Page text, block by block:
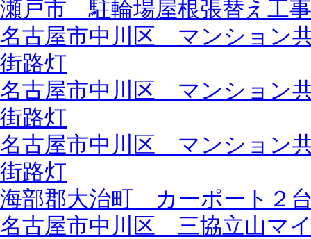
瀬戸市 駐輪場屋根張替え工
名古屋市中川区 マンション
街路灯
名古屋市中川区 マンション
街路灯
名古屋市中川区 マンション
街路灯
海部郡大治町 カーポート２
名古屋市中川区 三協立山マ